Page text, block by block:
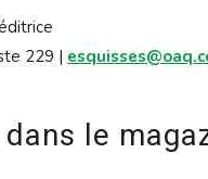
229 |
le